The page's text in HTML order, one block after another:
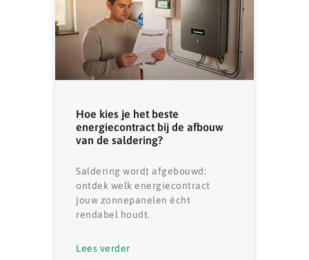
Hoe kies je het beste
energiecontract bij de afbouw
van de saldering?
Saldering wordt afgebouwd:
ontdek welk energiecontract
jouw zonnepanelen écht
rendabel houdt.
Lees verder